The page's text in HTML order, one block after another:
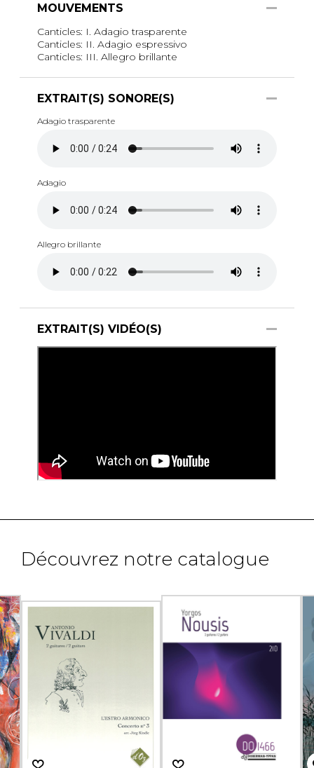
MOUVEMENTS
Canticles: I. Adagio trasparente
Canticles: II. Adagio espressivo
Canticles: III. Allegro brillante
EXTRAIT(S) SONORE(S)
Adagio trasparente
Adagio
Allegro brillante
EXTRAIT(S) VIDÉO(S)
Découvrez notre catalogue